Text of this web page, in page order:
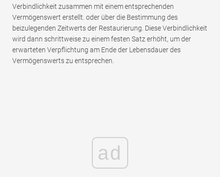
Verbindlichkeit zusammen mit einem entsprechenden
Vermögenswert erstellt. oder über die Bestimmung des
beizulegenden Zeitwerts der Restaurierung. Diese Verbindlichkeit
wird dann schrittweise zu einem festen Satz erhöht, um der
erwarteten Verpflichtung am Ende der Lebensdauer des
Vermögenswerts zu entsprechen.
ad